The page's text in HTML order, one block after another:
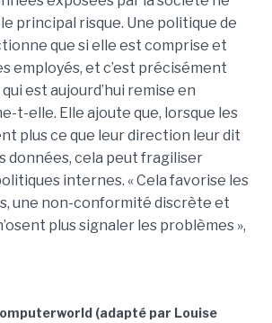
principal risque. Une politique de
que si elle est comprise et
employés, et c’est précisément
est aujourd’hui remise en
t-elle. Elle ajoute que, lorsque les
plus ce que leur direction leur dit
données, cela peut fragiliser
internes. « Cela favorise les
une non-conformité discrète et
plus signaler les problèmes »,
(adapté par Louise